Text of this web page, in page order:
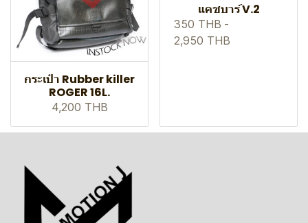
กระเป๋า Rubber killer
ROGER 16L.
4,200 THB
แคชบาร์ V.2
350 THB -
2,950 THB